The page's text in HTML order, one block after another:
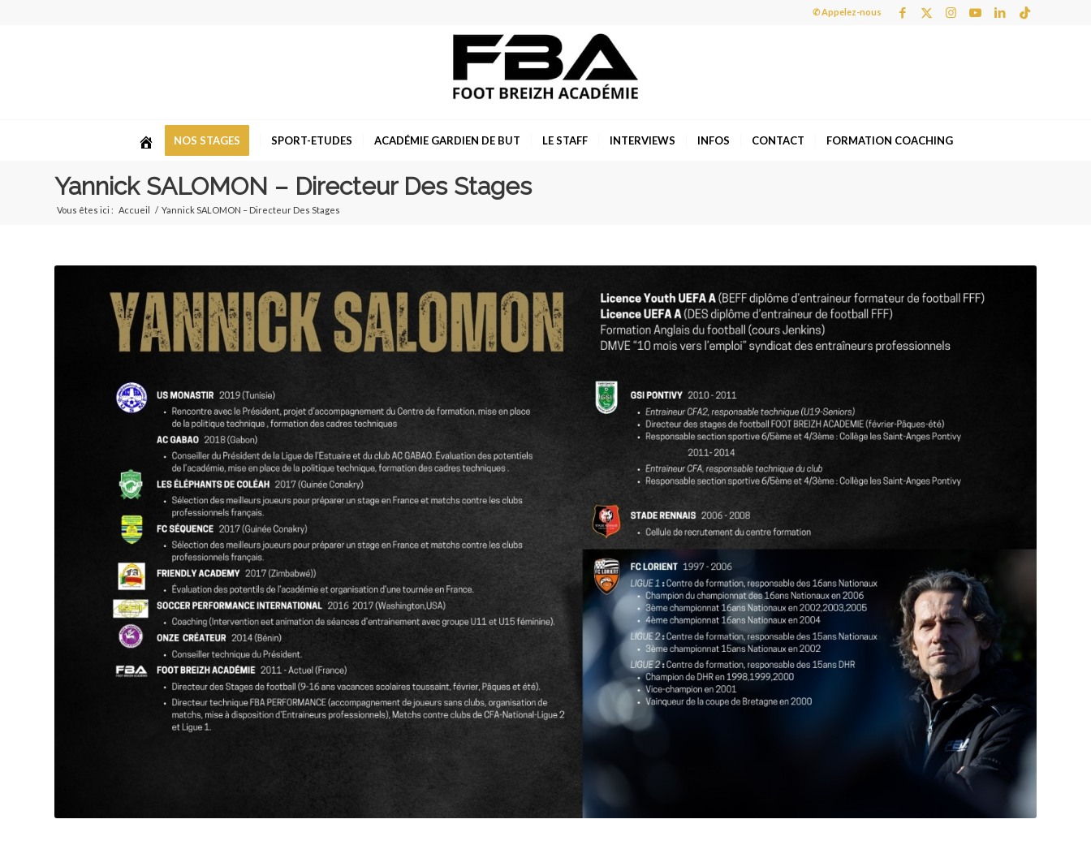
✆ Appelez-nous
NOS STAGES SPORT-ETUDES ACADÉMIE GARDIEN DE BUT LE STAFF INTERVIEWS INFOS CONTACT FORMATION COACHING
Yannick SALOMON – Directeur Des Stages
Vous êtes ici : Accueil / Yannick SALOMON – Directeur Des Stages